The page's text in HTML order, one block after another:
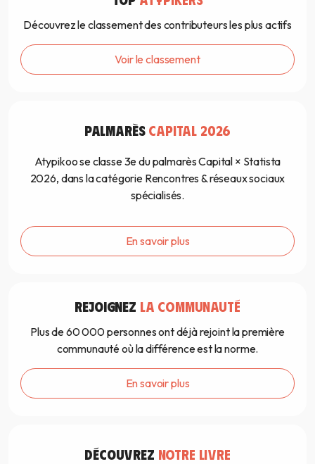
Découvrez le classement des contributeurs les plus actifs
Voir le classement
PALMARÈS CAPITAL 2026
Atypikoo se classe 3e du palmarès Capital × Statista
2026, dans la catégorie Rencontres & réseaux sociaux
spécialisés.
En savoir plus
REJOIGNEZ LA COMMUNAUTÉ
Plus de 60 000 personnes ont déjà rejoint la première
communauté où la différence est la norme.
En savoir plus
DÉCOUVREZ NOTRE LIVRE